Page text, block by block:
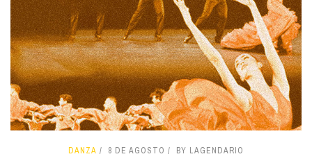
DANZA 8 DE AGOSTO BY LAGENDARIO